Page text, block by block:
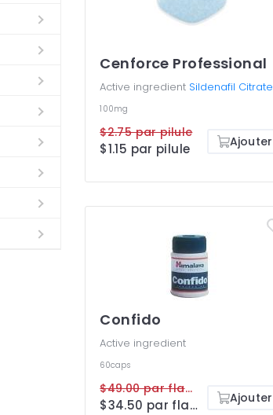
Cenforce Professional
Active ingredient Sildenafil Citrate
100mg
$2.75 par pilule
$1.15 par pilule Ajouter
Confido
Active ingredient
60caps
$49.00 par flacon
$34.50 par flacon Ajouter